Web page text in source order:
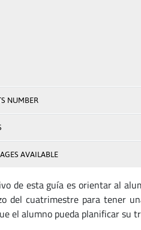
NUMBER
AVAILABLE
de esta guía es orientar al
del cuatrimestre para tener
el alumno pueda planificar su